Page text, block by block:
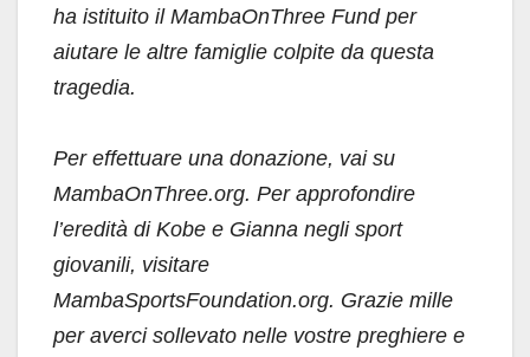
ha istituito il MambaOnThree Fund per
aiutare le altre famiglie colpite da questa
tragedia.
Per effettuare una donazione, vai su
MambaOnThree.org. Per approfondire
l’eredità di Kobe e Gianna negli sport
giovanili, visitare
MambaSportsFoundation.org. Grazie mille
per averci sollevato nelle vostre preghiere e